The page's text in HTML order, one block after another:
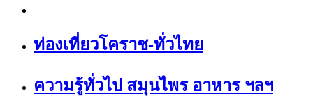
ท่องเที่ยวโคราช-ทั่วไทย
ความรู้ทั่วไป สมุนไพร อาหาร ฯลฯ